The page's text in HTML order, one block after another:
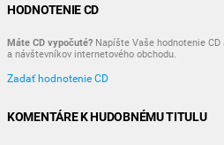
HODNOTENIE CD
Máte CD vypočuté? Napíšte Vaše hodnotenie
a návštevníkov internetového obchodu.
Zadať hodnotenie CD
KOMENTÁRE K HUDOBNÉMU TITULU